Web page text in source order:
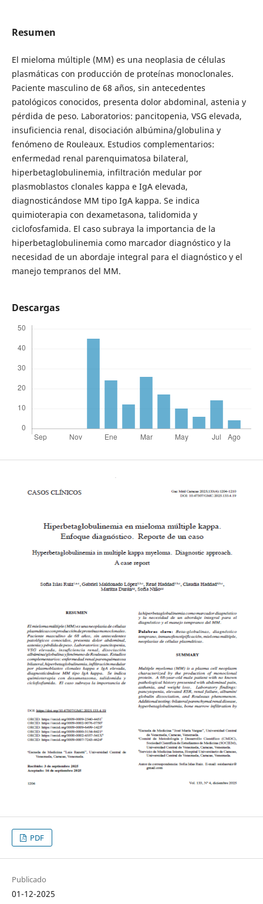
Resumen
El mieloma múltiple (MM) es una neoplasia de células
plasmáticas con producción de proteínas monoclonales.
Paciente masculino de 68 años, sin antecedentes
patológicos conocidos, presenta dolor abdominal, astenia y
pérdida de peso. Laboratorios: pancitopenia, VSG elevada,
insuficiencia renal, disociación albúmina/globulina y
fenómeno de Rouleaux. Estudios complementarios:
enfermedad renal parenquimatosa bilateral,
hiperbetaglobulinemia, infiltración medular por
plasmoblastos clonales kappa e IgA elevada,
diagnosticándose MM tipo IgA kappa. Se indica
quimioterapia con dexametasona, talidomida y
ciclofosfamida. El caso subraya la importancia de la
hiperbetaglobulinemia como marcador diagnóstico y la
necesidad de un abordaje integral para el diagnóstico y el
manejo tempranos del MM.
Descargas
PDF
Publicado
01-12-2025